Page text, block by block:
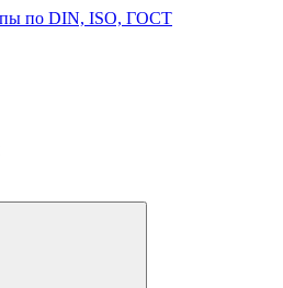
по DIN, ISO, ГОСТ